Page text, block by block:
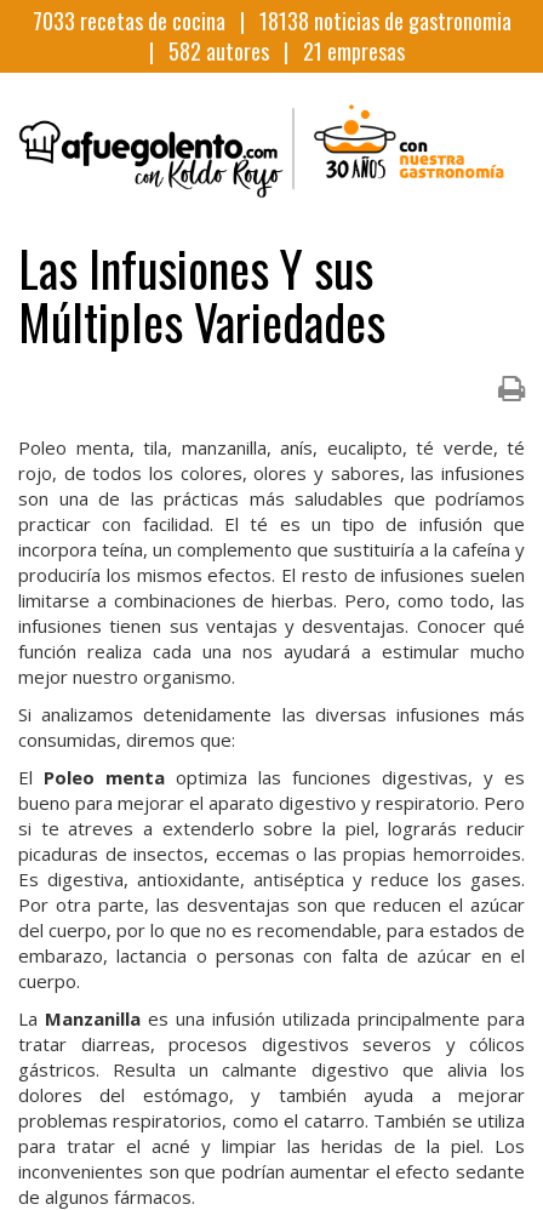
7033 recetas de cocina | 18138 noticias de gastronomia
| 582 autores | 21 empresas
Las Infusiones Y sus
Múltiples Variedades
Poleo menta, tila, manzanilla, anís, eucalipto, té verde, té
rojo, de todos los colores, olores y sabores, las infusiones
son una de las prácticas más saludables que podríamos
practicar con facilidad. El té es un tipo de infusión que
incorpora teína, un complemento que sustituiría a la cafeína y
produciría los mismos efectos. El resto de infusiones suelen
limitarse a combinaciones de hierbas. Pero, como todo, las
infusiones tienen sus ventajas y desventajas. Conocer qué
función realiza cada una nos ayudará a estimular mucho
mejor nuestro organismo.
Si analizamos detenidamente las diversas infusiones más
consumidas, diremos que:
El Poleo menta optimiza las funciones digestivas, y es
bueno para mejorar el aparato digestivo y respiratorio. Pero
si te atreves a extenderlo sobre la piel, lograrás reducir
picaduras de insectos, eccemas o las propias hemorroides.
Es digestiva, antioxidante, antiséptica y reduce los gases.
Por otra parte, las desventajas son que reducen el azúcar
del cuerpo, por lo que no es recomendable, para estados de
embarazo, lactancia o personas con falta de azúcar en el
cuerpo.
La Manzanilla es una infusión utilizada principalmente para
tratar diarreas, procesos digestivos severos y cólicos
gástricos. Resulta un calmante digestivo que alivia los
dolores del estómago, y también ayuda a mejorar
problemas respiratorios, como el catarro. También se utiliza
para tratar el acné y limpiar las heridas de la piel. Los
inconvenientes son que podrían aumentar el efecto sedante
de algunos fármacos.